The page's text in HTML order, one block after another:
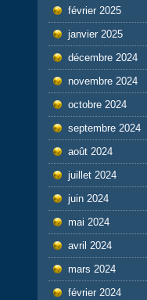
février 2025
janvier 2025
décembre 2024
novembre 2024
octobre 2024
septembre 2024
août 2024
juillet 2024
juin 2024
mai 2024
avril 2024
mars 2024
février 2024